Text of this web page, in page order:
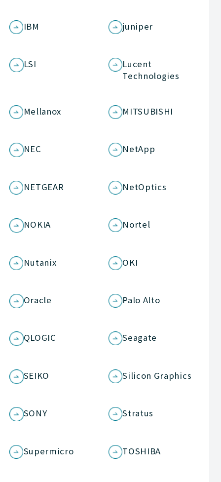
IBM juniper
LSI
Lucent
Technologies
Mellanox MITSUBISHI
NEC NetApp
NETGEAR NetOptics
NOKIA Nortel
Nutanix OKI
Oracle Palo Alto
QLOGIC Seagate
SEIKO Silicon Graphics
SONY Stratus
Supermicro TOSHIBA